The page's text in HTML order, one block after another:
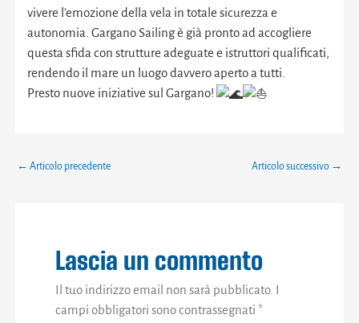
vivere l’emozione della vela in totale sicurezza e
autonomia. Gargano Sailing è già pronto ad accogliere
questa sfida con strutture adeguate e istruttori qualificati,
rendendo il mare un luogo davvero aperto a tutti.
Presto nuove iniziative sul Gargano!
← Articolo precedente Articolo successivo →
Lascia un commento
Il tuo indirizzo email non sarà pubblicato. I
campi obbligatori sono contrassegnati*